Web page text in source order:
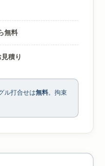
無料
積り
ル打合せは無料。拘束